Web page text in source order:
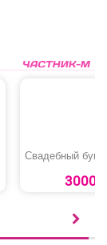
Свадебный
3000